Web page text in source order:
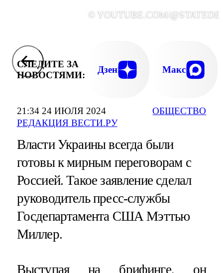
21:34 24 ИЮЛЯ 2024
РЕДАКЦИЯ ВЕСТИ.РУ
ОБЩЕСТВО
© YOUTUBE.COM/
СЛЕДИТЕ ЗА
НОВОСТЯМИ:
Дзен Макс
Власти Украины всегда были
готовы к мирным переговорам с
Россией. Такое заявление сделал
руководитель пресс-службы
Госдепартамента США Мэттью
Миллер.
Выступая на брифинге, он